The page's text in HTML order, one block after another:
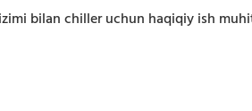
bilan chiller uchun haqiqiy ish